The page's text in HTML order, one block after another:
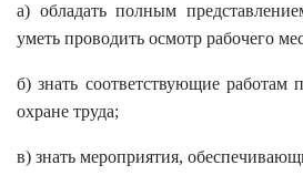
а) обладать полным
уметь проводить осмотр рабочего
б) знать соответствующие работам
охране труда;
в) знать мероприятия,